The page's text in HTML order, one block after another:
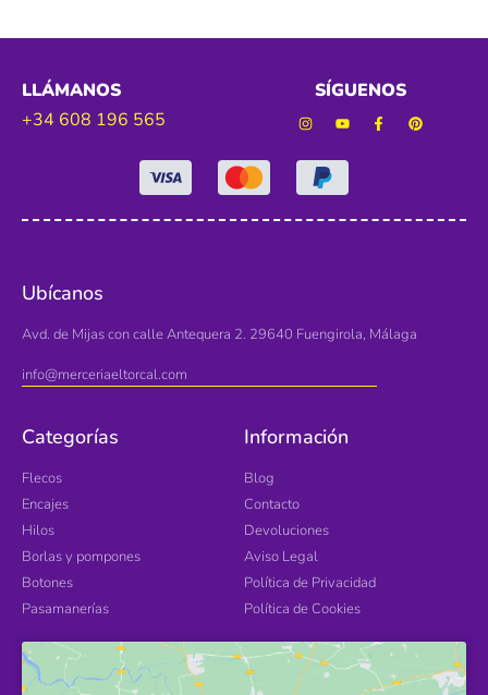
LLÁMANOS
+34 608 196 565
SÍGUENOS
Ubícanos
Avd. de Mijas con calle Antequera 2. 29640 Fuengirola, Málaga
info@merceriaeltorcal.com
Categorías
Flecos
Encajes
Hilos
Borlas y pompones
Botones
Pasamanerías
Información
Blog
Contacto
Devoluciones
Aviso Legal
Política de Privacidad
Política de Cookies